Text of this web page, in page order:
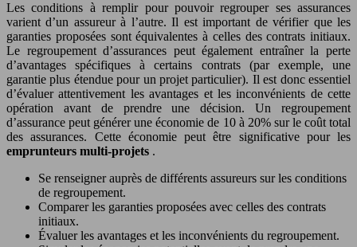
Les conditions à remplir pour pouvoir regrouper ses assurances
varient d’un assureur à l’autre. Il est important de vérifier que les
garanties proposées sont équivalentes à celles des contrats initiaux.
Le regroupement d’assurances peut également entraîner la perte
d’avantages spécifiques à certains contrats (par exemple, une
garantie plus étendue pour un projet particulier). Il est donc essentiel
d’évaluer attentivement les avantages et les inconvénients de cette
opération avant de prendre une décision. Un regroupement
d’assurance peut générer une économie de 10 à 20% sur le coût total
des assurances. Cette économie peut être significative pour les
emprunteurs multi-projets .
Se renseigner auprès de différents assureurs sur les conditions
de regroupement.
Comparer les garanties proposées avec celles des contrats
initiaux.
Évaluer les avantages et les inconvénients du regroupement.